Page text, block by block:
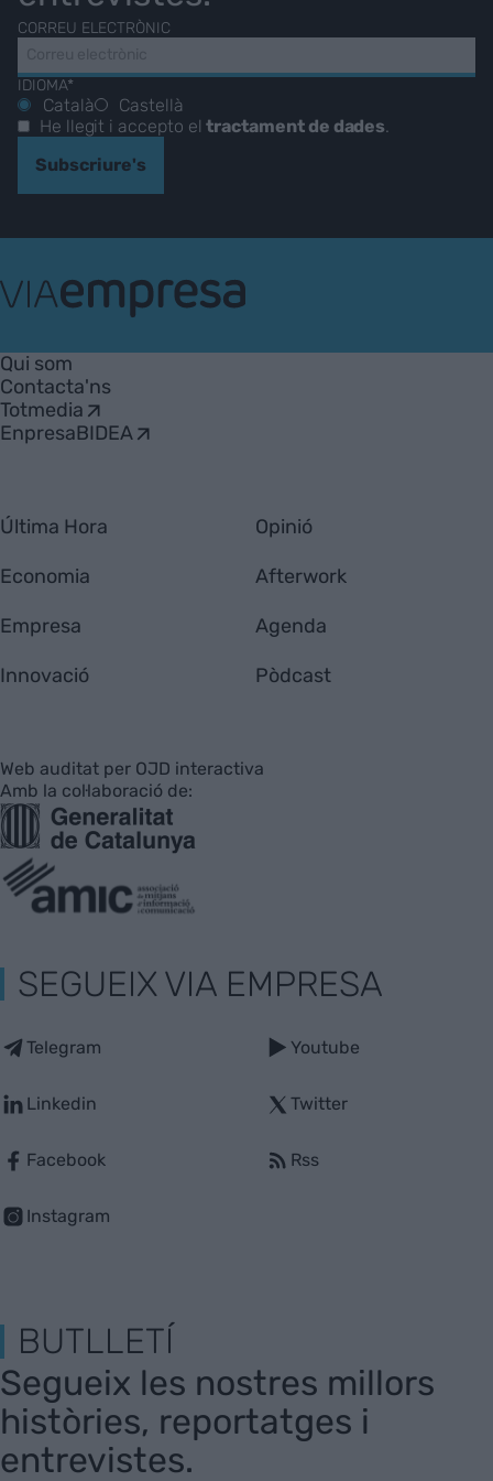
CORREU ELECTRÒNIC
IDIOMA*
Català
Castellà
He llegit i accepto eltractament de dades.
Subscriure's
Empresa
Qui som
Contacta'ns
Totmedia
EnpresaBIDEA
Última Hora
Economia
Empresa
Innovació
Opinió
Afterwork
Agenda
Pòdcast
Web auditat per OJD interactiva
Amb la col·laboració de:
SEGUEIX VIA EMPRESA
Telegram
Linkedin
Facebook
Instagram
Youtube
Twitter
Rss
BUTLLETÍ
Segueix les nostres millors
històries, reportatges i
entrevistes.